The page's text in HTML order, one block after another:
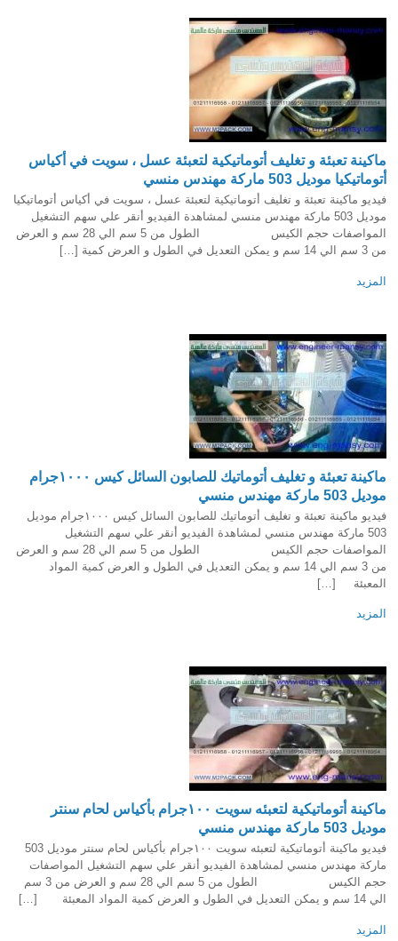
ماكينة تعبئة و تغليف أتوماتيكية لتعبئة عسل ، سويت في أكياس
أتوماتيكيا موديل 503 ماركة مهندس منسي
فيديو ماكينة تعبئة و تغليف أتوماتيكية لتعبئة عسل ، سويت في أكياس أتوماتيكيا
موديل 503 ماركة مهندس منسي لمشاهدة الفيديو أنقر علي سهم التشغيل
المواصفات حجم الكيس الطول من 5 سم الي 28 سم و العرض
من 3 سم الي 14 سم و يمكن التعديل في الطول و العرض كمية […]
المزيد
ماكينة تعبئة و تغليف أتوماتيك للصابون السائل كيس ١٠٠٠جرام
موديل 503 ماركة مهندس منسي
فيديو ماكينة تعبئة و تغليف أتوماتيك للصابون السائل كيس ١٠٠٠جرام موديل
503 ماركة مهندس منسي لمشاهدة الفيديو أنقر علي سهم التشغيل
المواصفات حجم الكيس الطول من 5 سم الي 28 سم و العرض
من 3 سم الي 14 سم و يمكن التعديل في الطول و العرض كمية المواد
المعبئة […]
المزيد
ماكينة أتوماتيكية لتعبئه سويت ١٠٠جرام بأكياس لحام سنتر
موديل 503 ماركة مهندس منسي
فيديو ماكينة أتوماتيكية لتعبئه سويت ١٠٠جرام بأكياس لحام سنتر موديل 503
ماركة مهندس منسي لمشاهدة الفيديو أنقر علي سهم التشغيل المواصفات
حجم الكيس الطول من 5 سم الي 28 سم و العرض من 3 سم
الي 14 سم و يمكن التعديل في الطول و العرض كمية المواد المعبئة […]
المزيد